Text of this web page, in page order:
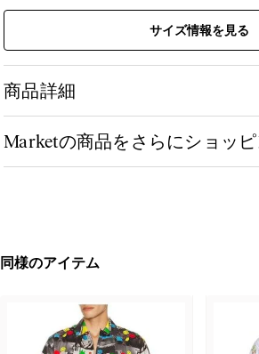
サイズ情報を見る
商品詳細
Marketの商品をさらにショッ
同様のアイテム